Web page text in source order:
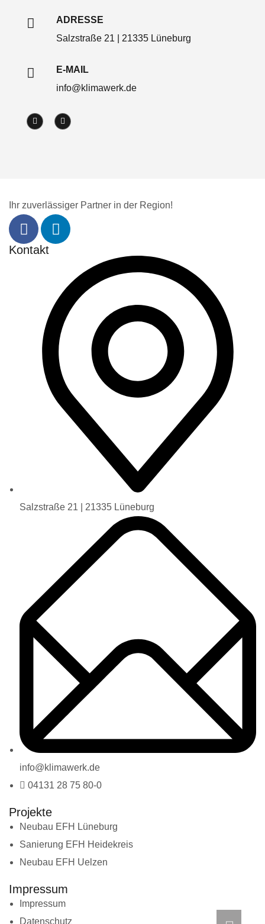
ADRESSE
Salzstraße 21 | 21335 Lüneburg
E-MAIL
info@klimawerk.de
Ihr zuverlässiger Partner in der Region!
Kontakt
Salzstraße 21 | 21335 Lüneburg
info@klimawerk.de
04131 28 75 80-0
Projekte
Neubau EFH Lüneburg
Sanierung EFH Heidekreis
Neubau EFH Uelzen
Impressum
Impressum
Datenschutz